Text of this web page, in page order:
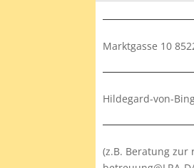
Marktgasse 10
Hildegard-von-
(z.B. Beratung zur